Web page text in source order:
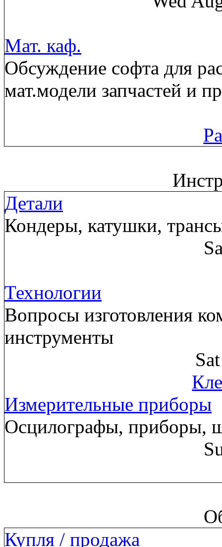
Мат. каф.
Обсуждение софта для
мат.модели запчастей и
Детали
Кондеры, катушки,
Технологии
Вопросы изготовления
инструменты
Измерительные приборы
Осцилографы, приборы,
Купля / продажа